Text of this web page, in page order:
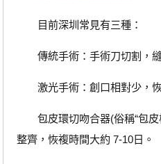
目前深圳常見有三種：
傳統手術：手術刀切割，縫
激光手術：創口相對少，恢
包皮環切吻合器(俗稱“包皮
整齊，恢複時間大約 7-10日。